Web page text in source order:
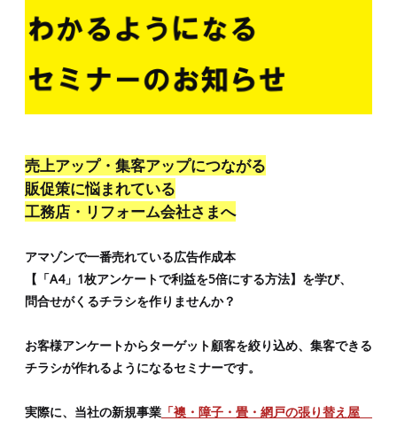
売上アップ・集客アップにつながる
販促策に悩まれている
工務店・リフォーム会社さまへ
アマゾンで一番売れている広告作成本
【「A4」1枚アンケートで利益を5倍にする方法】を学び、
問合せがくるチラシを作りませんか？
お客様アンケートからターゲット顧客を絞り込め、集客できる
チラシが作れるようになるセミナーです。
実際に、当社の新規事業 「襖・障子・畳・網戸の張り替え屋